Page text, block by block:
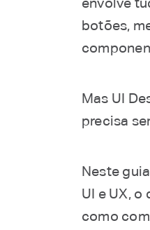
botões,
Mas UI
precisa
Neste
UI e UX,
como